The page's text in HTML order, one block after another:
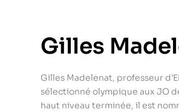
Gilles
Gilles Madelenat, professeur
sélectionné olympique aux JO
haut niveau terminée, il est